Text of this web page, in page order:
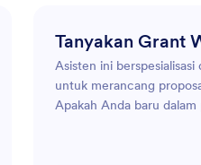
Tanyakan Grant
Asisten ini
untuk merancang
Apakah Anda baru